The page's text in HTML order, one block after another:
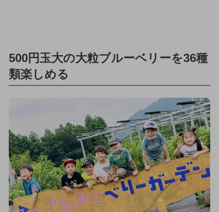
500円玉大の大粒ブルーベリーを36種
類楽しめる